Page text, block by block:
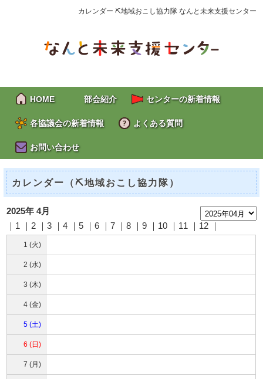
カレンダー ⛏地域おこし協力隊 なんと未来支援センター
HOME 部会紹介 センターの新着情報
各協議会の新着情報 よくある質問
お問い合わせ
カレンダー（⛏地域おこし協力隊）
2025年 4月
｜1 ｜2 ｜3 ｜4 ｜5 ｜6 ｜7 ｜8 ｜9 ｜10 ｜11 ｜12 ｜
1 (火)
2 (水)
3 (木)
4 (金)
5 (土)
6 (日)
7 (月)